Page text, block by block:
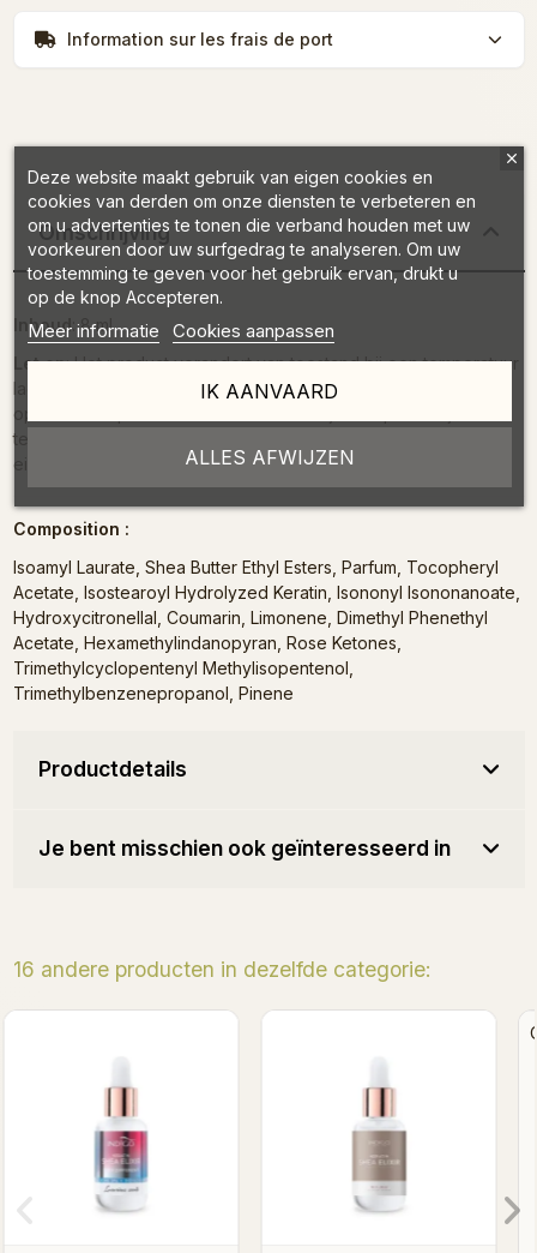
Information sur les frais de port
Omschrijving
Inhoud: 8 ml
Let op: Het product verandert van toestand bij een temperatuur
lager dan 15 °C. Als uw product is gekristalliseerd, laat het dan
textuur terugkrijgt. Geen zorgen, het behoudt al zijn
Composition :
Isoamyl Laurate, Shea Butter Ethyl Esters, Parfum, Tocopheryl
Acetate, Isostearoyl Hydrolyzed Keratin, Isononyl Isononanoate,
Hydroxycitronellal, Coumarin, Limonene, Dimethyl Phenethyl
Acetate, Hexamethylindanopyran, Rose Ketones,
Trimethylcyclopentenyl Methylisopentenol,
Trimethylbenzenepropanol, Pinene
Productdetails
Je bent misschien ook geïnteresseerd in
16 andere producten in dezelfde categorie:
Deja Vu - Keratin
Deze website maakt gebruik van eigen cookies en
cookies van derden om onze diensten te verbeteren en
om u advertenties te tonen die verband houden met uw
voorkeuren door uw surfgedrag te analyseren. Om uw
toestemming te geven voor het gebruik ervan, drukt u
op de knop Accepteren.
Meer informatie Cookies aanpassen
ALLES AFWIJZEN
IK AANVAARD